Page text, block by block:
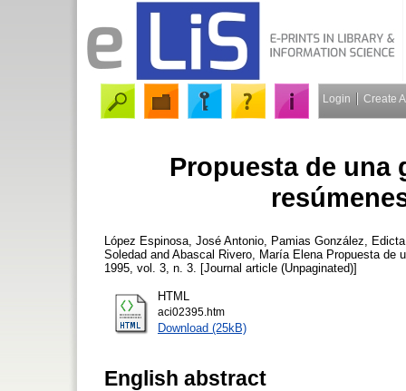
Login Create
Propuesta de una
López Espinosa, José Antonio Pamias González, Edicta
Soledad and Abascal Rivero, María Elena Propuesta de
1995, vol. 3, n. 3. [Journal article (Unpaginated)]
HTML
aci02395.htm
Download (25kB)
English abstract